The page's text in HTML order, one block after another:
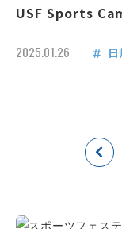
USF Sports
2025.01.26